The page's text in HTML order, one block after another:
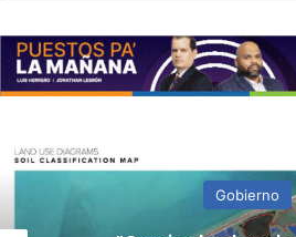
Gobierno